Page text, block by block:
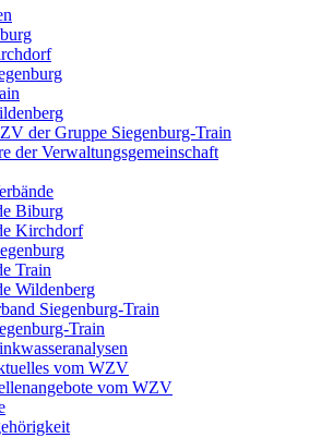
der Gruppe Siegenburg-Train
der Verwaltungsgemeinschaft
Biburg
Kirchdorf
Train
Wildenberg
Siegenburg-Train
Train
vom WZV
vom WZV